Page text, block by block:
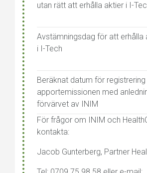
utan rätt att erhålla aktier i I-
Avstämningsdag för att erhålla
i I-Tech
Beräknat datum för
apportemissionen med
förvärvet av INIM
För frågor om INIM och
kontakta:
Jacob Gunterberg, Partner